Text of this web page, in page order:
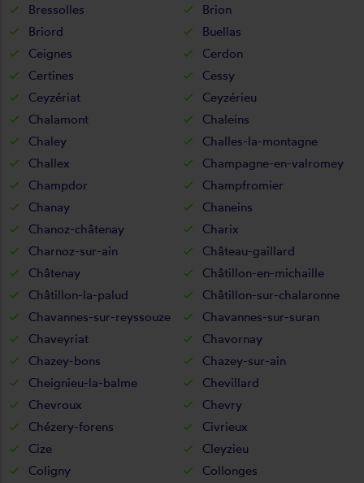
Bressolles
Brion
Briord
Buellas
Ceignes
Cerdon
Certines
Cessy
Ceyzériat
Ceyzérieu
Chalamont
Chaleins
Chaley
Challes-la-montagne
Challex
Champagne-en-valromey
Champdor
Champfromier
Chanay
Chaneins
Chanoz-châtenay
Charix
Charnoz-sur-ain
Château-gaillard
Châtenay
Châtillon-en-michaille
Châtillon-la-palud
Châtillon-sur-chalaronne
Chavannes-sur-reyssouze
Chavannes-sur-suran
Chaveyriat
Chavornay
Chazey-bons
Chazey-sur-ain
Cheignieu-la-balme
Chevillard
Chevroux
Chevry
Chézery-forens
Civrieux
Cize
Cleyzieu
Coligny
Collonges